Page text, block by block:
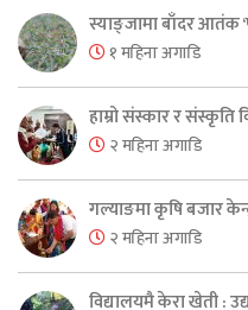
स्याङ्जामा बाँदर आतंक
१ महिना अगाडि
हाम्रो संस्कार र संस्कृति
२ महिना अगाडि
गल्याङमा कृषि बजार
२ महिना अगाडि
विद्यालयमै केरा खेती :